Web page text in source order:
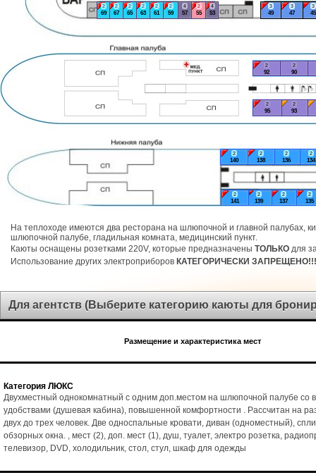
2
134
2
135
2
136
2
137
2
138
2
139
2
140
2
141
3
45
3
47
3
49
4
53
2
55
4
57
2
59
2
61
2
63
2
65
2
67
2
69
2
90
2
92
2
93
2
95
На теплоходе имеются два ресторана на шлюпочной и главной палубах,
шлюпочной палубе, гладильная комната, медицинский пункт.
Каюты оснащены розетками 220V, которые предназначены ТОЛЬКО для
Использование других электроприборов КАТЕГОРИЧЕСКИ ЗАПРЕЩЕНО!!!
Для агентств (Выберите категорию каюты для
Размещение и характеристика мест
Категория ЛЮКС
Двухместный однокомнатный с одним доп.местом на шлюпочной палубе со
удобствами (душевая кабина), повышенной комфортности . Рассчитан на
двух до трех человек. Две односпальные кровати, диван (одноместный),
обзорных окна. , мест (2), доп. мест (1), душ, туалет, электро розетка,
телевизор, DVD, холодильник, стол, стул, шкаф для одежды